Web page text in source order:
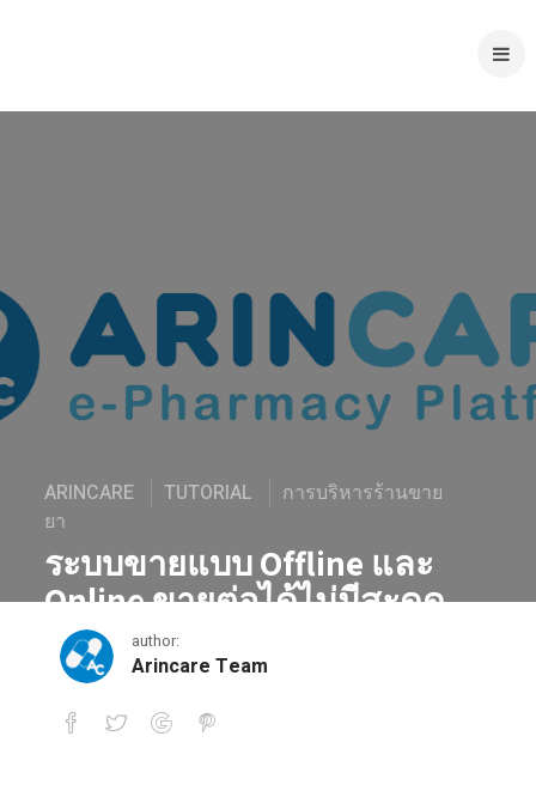
ARINCARE TUTORIAL
การบริหารร้านขาย
ยา
ระบบขายแบบ Offline และ
Online ขายต่อได้ไม่มีสะดุด
October 12, 2020
author:
Arincare Team